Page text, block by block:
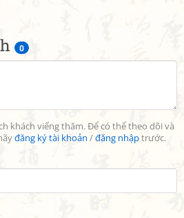
0
khách viếng thăm. Để có thể theo dõi và
đăng ký tài khoản /đăng nhậptrước.